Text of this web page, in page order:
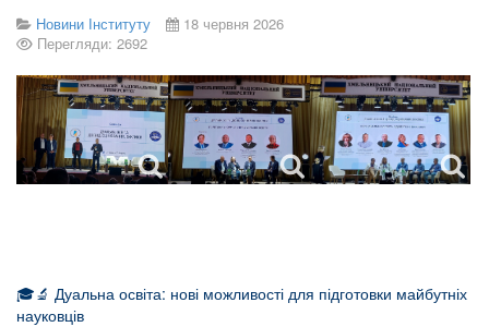
Новини Інституту
18 червня 2026
Перегляди: 2692
🎓🔬 Дуальна освіта: нові можливості для підготовки майбутніх
науковців